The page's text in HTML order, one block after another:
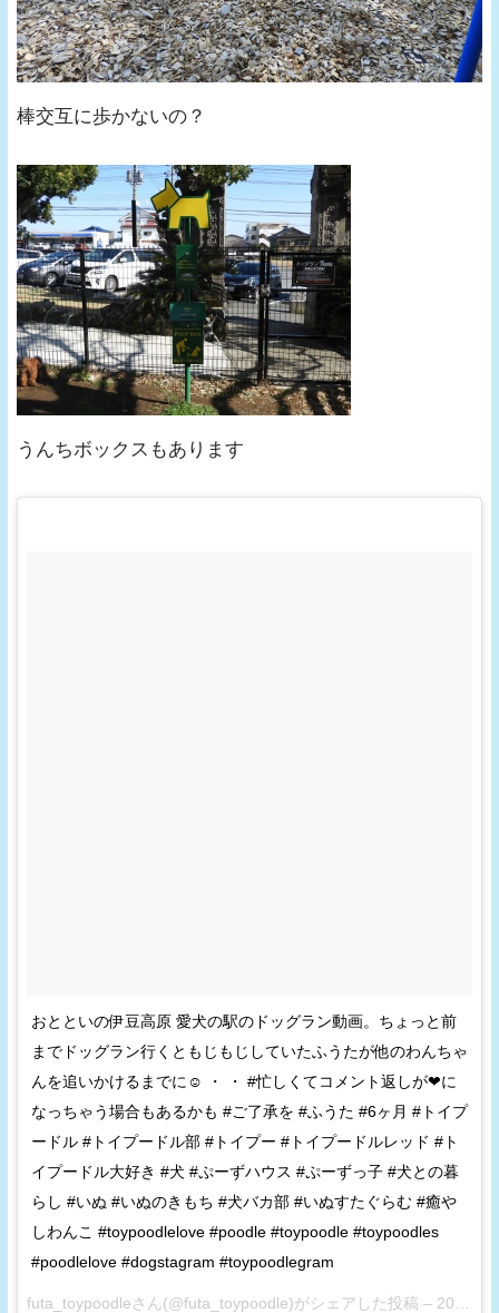
棒交互に歩かないの？
うんちボックスもあります
おとといの伊豆高原 愛犬の駅のドッグラン動画。ちょっと前
までドッグラン行くともじもじしていたふうたが他のわんちゃ
んを追いかけるまでに☺ ・ ・ #忙しくてコメント返しが❤に
なっちゃう場合もあるかも #ご了承を #ふうた #6ヶ月 #トイプ
ードル #トイプードル部 #トイプー #トイプードルレッド #ト
イプードル大好き #犬 #ぷーずハウス #ぷーずっ子 #犬との暮
らし #いぬ #いぬのきもち #犬バカ部 #いぬすたぐらむ #癒や
しわんこ #toypoodlelove #poodle #toypoodle #toypoodles
#poodlelove #dogstagram #toypoodlegram
futa_toypoodleさん(@futa_toypoodle)がシェアした投稿 – 2017 3月 4 7:11午後 PST